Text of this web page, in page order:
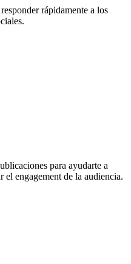
rápidamente a los
para ayudarte a
engagement de la audiencia.